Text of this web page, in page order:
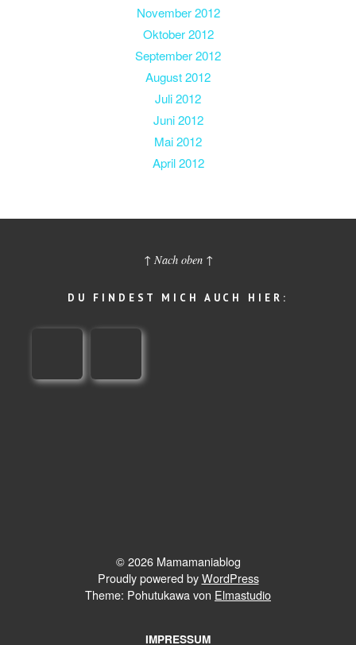
November 2012
Oktober 2012
September 2012
August 2012
Juli 2012
Juni 2012
Mai 2012
April 2012
↑ Nach oben ↑
DU FINDEST MICH AUCH HIER:
© 2026 Mamamaniablog
Proudly powered byWordPress
Theme: Pohutukawa von Elmastudio
IMPRESSUM